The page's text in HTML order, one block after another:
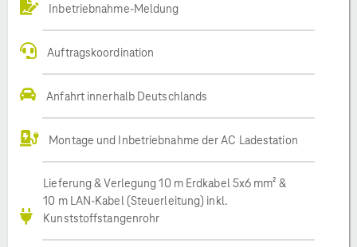
Inbetriebnahme-Meldung
Auftragskoordination
Anfahrt innerhalb Deutschlands
Montage und Inbetriebnahme der AC Ladestation
Lieferung & Verlegung 10 m Erdkabel 5x6 mm² &
10 m LAN-Kabel (Steuerleitung) inkl.
Kunststoffstangenrohr